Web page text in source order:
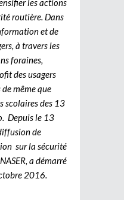
routière. Dans
et de
à travers les
foraines,
des usagers
même que
scolaires des 13
Depuis le 13
de
sur la sécurité
a démarré
2016.